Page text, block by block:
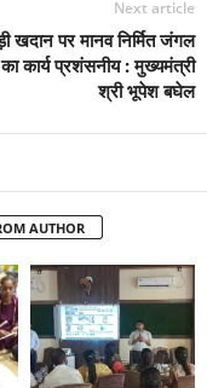
Next article
खदान पर मानव निर्मित जंगल
कार्य प्रशंसनीय : मुख्यमंत्री
श्री भूपेश बघेल
AUTHOR